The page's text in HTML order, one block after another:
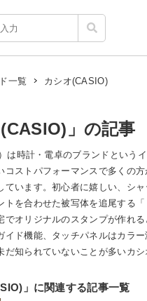
一覧 カシオ(CASIO)
(CASIO)」の記事
は時計・電卓のブランドという
コストパフォーマンスで多くの
ています。初心者に嬉しい、シ
トを合わせた被写体を追尾する
でオリジナルのスタンプが作れ
イド機能、タッチパネルはカラ
だ知られていないことが多いカ
」に関連する記事一覧